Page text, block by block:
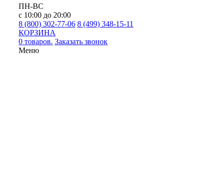
ПН-ВС
с 10:00 до 20:00
8 (800) 302-77-06 8 (499) 348-15-11
КОРЗИНА
0 товаров. Заказать звонок
Меню